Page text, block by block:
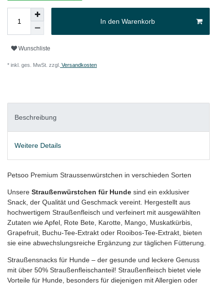
In den Warenkorb
Wunschliste
* inkl. ges. MwSt. zzgl. Versandkosten
Beschreibung
Weitere Details
Petsoo Premium Straussenwürstchen in verschieden Sorten
Unsere Straußenwürstchen für Hunde sind ein exklusiver
Snack, der Qualität und Geschmack vereint. Hergestellt aus
hochwertigem Straußenfleisch und verfeinert mit ausgewählten
Zutaten wie Apfel, Rote Bete, Karotte, Mango, Muskatkürbis,
Grapefruit, Buchu-Tee-Extrakt oder Rooibos-Tee-Extrakt, bieten
sie eine abwechslungsreiche Ergänzung zur täglichen Fütterung.
Straußensnacks für Hunde – der gesunde und leckere Genuss
mit über 50% Straußenfleischanteil! Straußenfleisch bietet viele
Vorteile für Hunde, besonders für diejenigen mit Allergien oder